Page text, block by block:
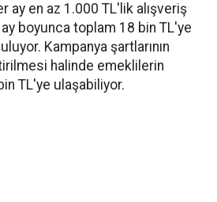
ay en az 1.000 TL'lik alışveriş
boyunca toplam 18 bin TL'ye
Kampanya şartlarının
halinde emeklilerin
TL'ye ulaşabiliyor.